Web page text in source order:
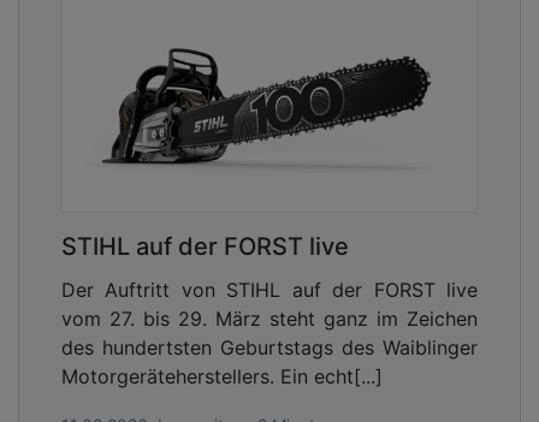
STIHL auf der FORST live
Der Auftritt von STIHL auf der FORST live
vom 27. bis 29. März steht ganz im Zeichen
des hundertsten Geburtstags des Waiblinger
Motorgeräteherstellers. Ein echt[...]